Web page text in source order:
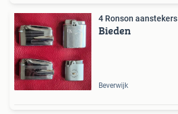
4 Ronson aanstekers
Bieden
Beverwijk